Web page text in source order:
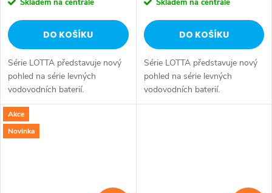
Skladem na centrále
DO KOŠÍKU
Série LOTTA představuje nový
pohled na série levných
vodovodních baterií.
Umyvadlová stojánková baterie
má dostatečnou výšku 85 mm
k perlátoru pro pohodlné omytí
Skladem na centrále
DO KOŠÍKU
Série LOTTA představuje nový
pohled na série levných
vodovodních baterií.
Umyvadlová stojánková baterie
Akce
Novinka